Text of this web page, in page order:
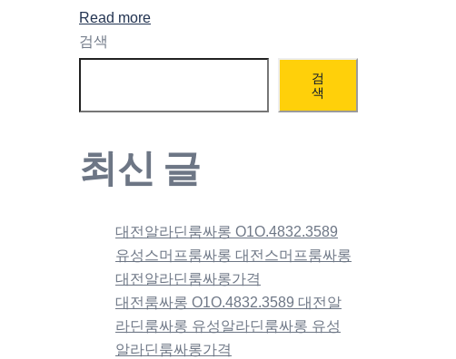
Read more
검색
검
색
최신 글
대전알라딘룸싸롱 O1O.4832.3589
유성스머프룸싸롱 대전스머프룸싸롱
대전알라딘룸싸롱가격
대전룸싸롱 O1O.4832.3589 대전알
라딘룸싸롱 유성알라딘룸싸롱 유성
알라딘룸싸롱가격